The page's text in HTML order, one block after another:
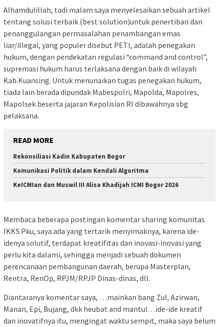
Alhamdulillah, tadi malam saya menyelesaikan sebuah artikel
tentang solusi terbaik (best solution)untuk penertiban dan
penanggulangan permasalahan penambangan emas
liar/illegal, yang populer disebut PETI, adalah penegakan
hukum, dengan pendekatan regulasi “command and control”,
supremasi hukum harus terlaksana dengan baik di wilayah
Kab.Kuansing. Untuk menunaikan tugas penegakan hukum,
tiada lain berada dipundak Mabespolri, Mapolda, Mapolres,
Mapolsek beserta jajaran Kepolisian RI dibawahnya sbg
pelaksana.
READ MORE
Rekonsiliasi Kadin Kabupaten Bogor
Komunikasi Politik dalam Kendali Algoritma
KeICMIan dan Muswil III Alisa Khadijah ICMI Bogor 2026
Membaca beberapa postingan komentar sharing komunitas
IKKS Pku, saya ada yang tertarik menyimaknya, karena ide-
idenya solutif, terdapat kreatifitas dan inovasi-inovasi yang
perlu kita dalami, sehingga menjadi sebuah dokumen
perencanaan pembangunan daerah, berupa Masterplan,
Rentra, RenOp, RPJM/RPJP Dinas-dinas, dll.
Diantaranya komentar saya, …mainkan bang Zul, Azirwan,
Manan, Epi, Bujang, dkk heubat and mantul…ide-ide kreatif
dan inovatifnya itu, mengingat waktu sempit, maka saya belum